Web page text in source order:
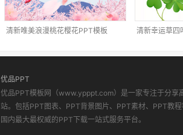
清新唯美浪漫桃花樱花PPT模板 清新幸运草四
优品PPT
优品PPT模板网（www.ypppt.com）是一家专注于分享
站。包括PPT图表、PPT背景图片、PPT素材、PPT教
国内最大最权威的PPT下载一站式服务平台。